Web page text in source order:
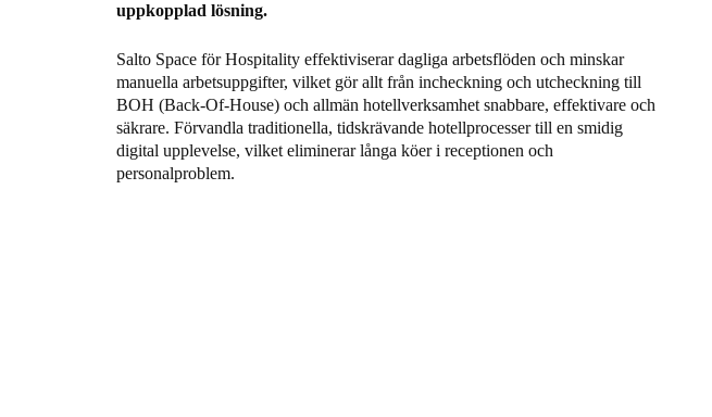
uppkopplad lösning.
Salto Space för Hospitality effektiviserar dagliga arbetsflöden och minskar
manuella arbetsuppgifter, vilket gör allt från incheckning och utcheckning till
BOH (Back-Of-House) och allmän hotellverksamhet snabbare, effektivare och
säkrare. Förvandla traditionella, tidskrävande hotellprocesser till en smidig
digital upplevelse, vilket eliminerar långa köer i receptionen och
personalproblem.